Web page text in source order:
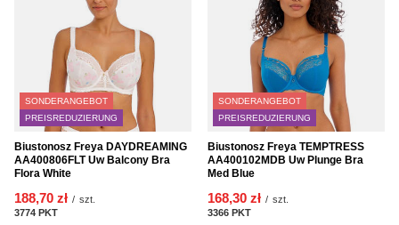
SONDERANGEBOT
PREISREDUZIERUNG
Biustonosz Freya DAYDREAMING
AA400806FLT Uw Balcony Bra
Flora White
188,70 zł / szt.
3774 PKT
SONDERANGEBOT
PREISREDUZIERUNG
Biustonosz Freya TEMPTRESS
AA400102MDB Uw Plunge Bra
Med Blue
168,30 zł / szt.
3366 PKT